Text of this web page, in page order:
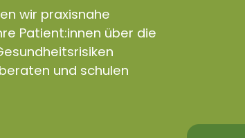
wir praxisnahe
Patient:innen über die
und schulen